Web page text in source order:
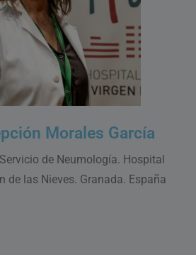
Morales García
de Neumología. Hospital
de las Nieves. Granada. España